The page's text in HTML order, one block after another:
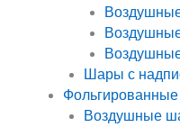
Шары с
Воздушные